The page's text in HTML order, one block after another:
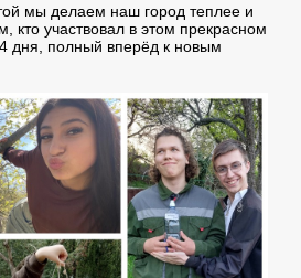
мы делаем наш город теплее и
кто участвовал в этом прекрасном
дня, полный вперёд к новым